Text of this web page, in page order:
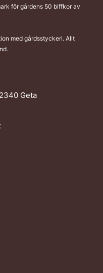
för gårdens 50 biffkor av
med gårdsstyckeri. Allt
Geta